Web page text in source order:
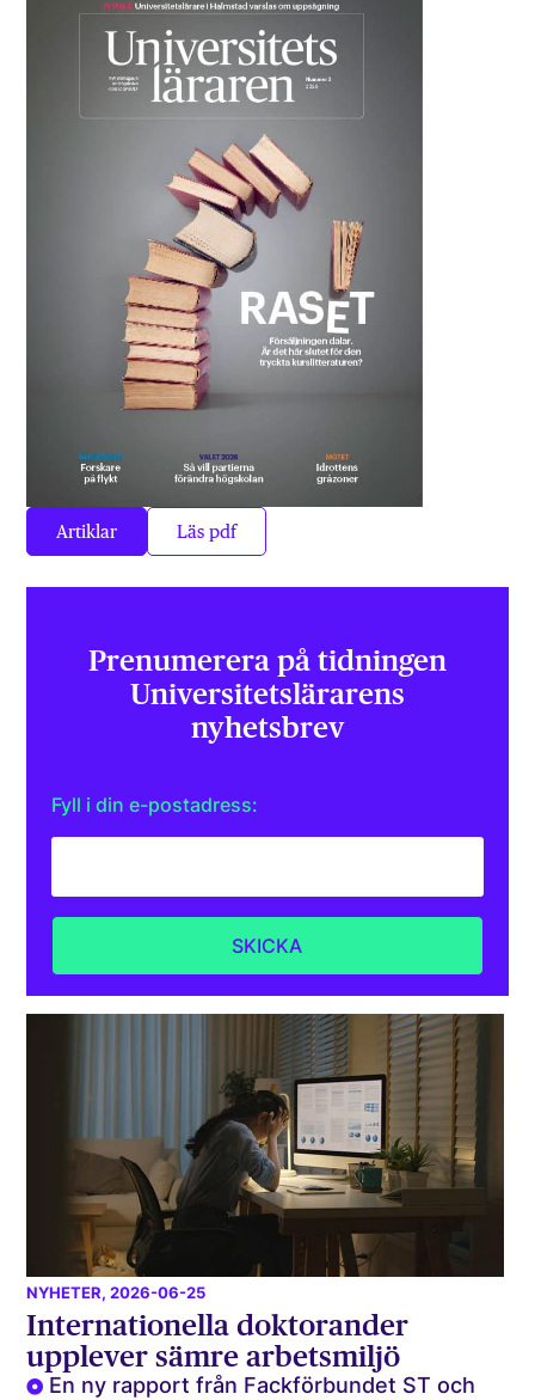
Artiklar Läs pdf
Prenumerera på tidningen
Universitets­lärarens
nyhetsbrev
Fyll i din e-postadress:
NYHETER, 2026-06-25
Internationella doktorander
upplever sämre arbetsmiljö
En ny rapport från Fackförbundet ST och